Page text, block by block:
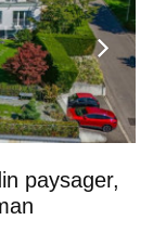
paysager,